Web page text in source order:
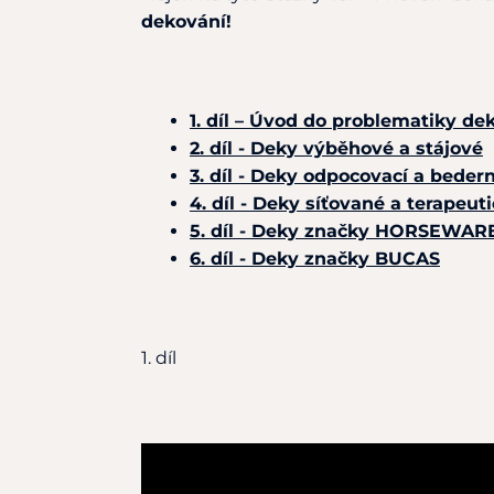
dekování!
1. díl – Úvod do problematiky
2. díl - Deky výběhové a stájové
3. díl - Deky odpocovací a
4. díl - Deky síťované a
5. díl - Deky značky
6. díl - Deky značky BUCAS
1. díl